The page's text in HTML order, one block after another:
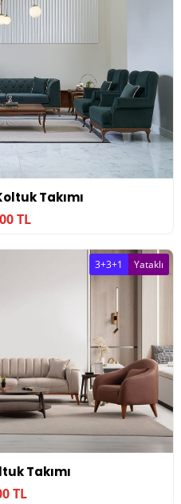
Takımı
TL
Takımı
TL
3+3+1 Yataklı